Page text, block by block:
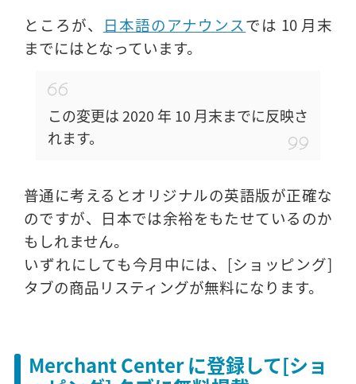
ところが、 日本語のアナウンスでは 10 月末
までにはとなっています。
この変更は 2020 年 10 月末までに反映さ
れます。
普通に考えるとオリジナルの英語版が正確な
のですが、日本では余裕をもたせているのか
もしれません。
いずれにしても今月中には、[ショッピング]
タブの商品リスティングが無料になります。
Merchant Center に登録して[ショ